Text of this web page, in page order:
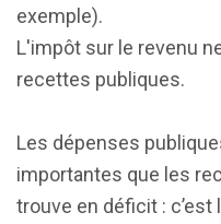
exemple).
L'impôt sur le revenu
recettes publiques.
Les dépenses
importantes que les
trouve en déficit :